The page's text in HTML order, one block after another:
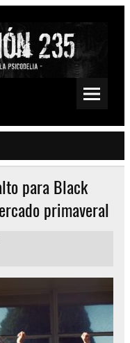
Fuzz, Space, Drone
para Black
primaveral